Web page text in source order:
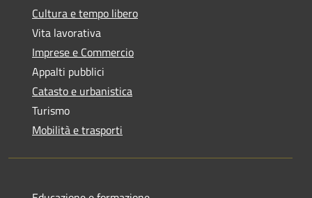
Cultura e tempo libero
Vita lavorativa
Imprese e Commercio
Appalti pubblici
Catasto e urbanistica
Turismo
Mobilità e trasporti